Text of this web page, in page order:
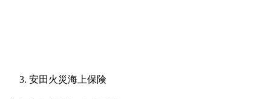
安田火災海上保険